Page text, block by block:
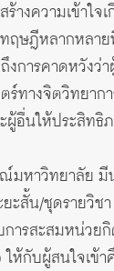
างความเข้าใจ
ฤษฎีหลากหลาย
งการคาดหวังว่
ร์ทางจิตวิทยาก
ผู้อื่นให้ประสิทธิ
มหาวิทยาลัย มี
ะสั้น/ชุดรายวิช
การสะสมหน่วย
ห้กับผู้สนใจเข้า